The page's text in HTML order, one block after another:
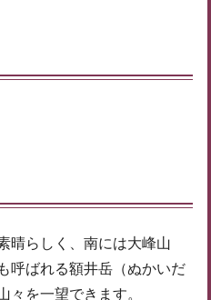
晴らしく、南には大峰山
呼ばれる額井岳（ぬかいだ
々を一望できます。